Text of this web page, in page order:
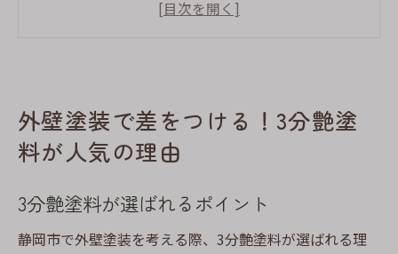
静岡市の気候に適した3分艶塗料の特性
艶あり塗料の意外な落とし穴とは？外壁塗装の
艶あり塗料の美しさとデメリット
静岡市での艶あり塗料使用時の注意点
外壁塗装で差をつける！3分艶塗
料が人気の理由
3分艶塗料が選ばれるポイント
静岡市で外壁塗装を考える際、3分艶塗料が選ばれる理